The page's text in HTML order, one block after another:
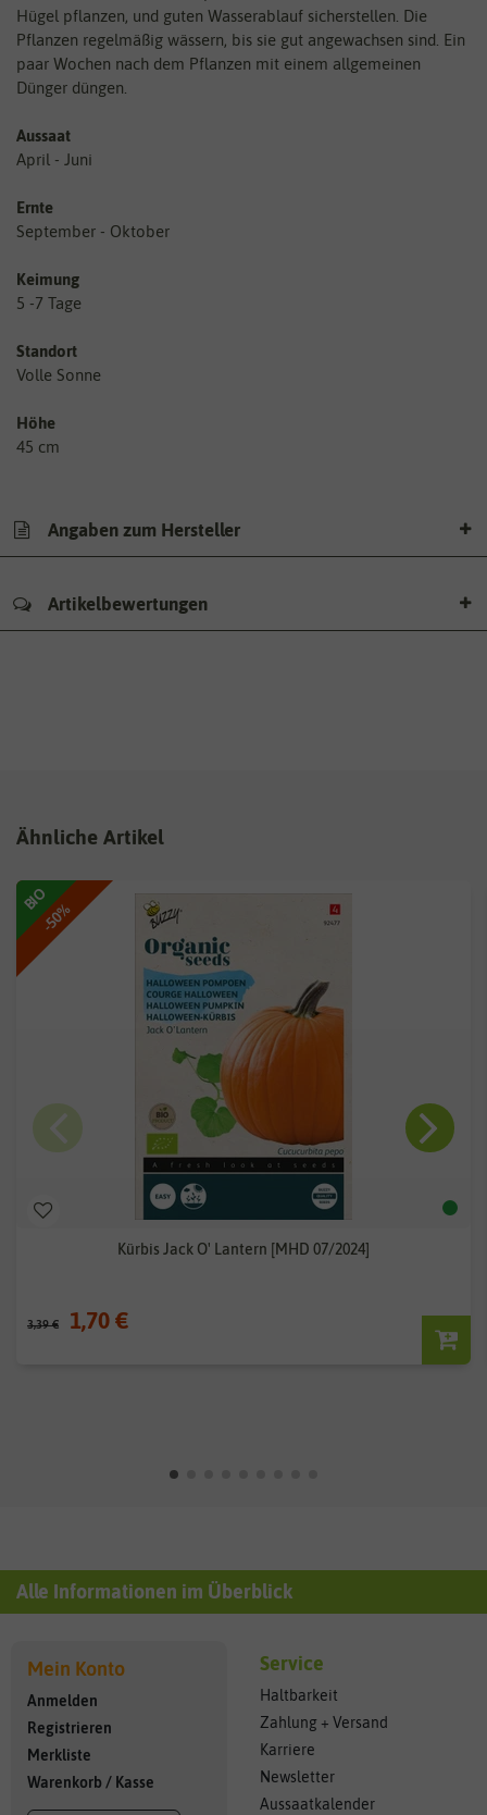
Hügel pflanzen, und guten Wasserablauf sicherstellen. Die
Pflanzen regelmäßig wässern, bis sie gut angewachsen sind. Ein
paar Wochen nach dem Pflanzen mit einem allgemeinen
Dünger düngen.
Aussaat
April - Juni
Ernte
September - Oktober
Keimung
5 -7 Tage
Standort
Volle Sonne
Höhe
45 cm
Angaben zum Hersteller
Artikelbewertungen
Ähnliche Artikel
-50%
BIO
Kürbis Jack O' Lantern [MHD 07/2024]
3,39 € 1,70 €
Alle Informationen im Überblick
Mein Konto
Anmelden
Registrieren
Merkliste
Warenkorb / Kasse
Service
Haltbarkeit
Zahlung + Versand
Karriere
Newsletter
Aussaatkalender